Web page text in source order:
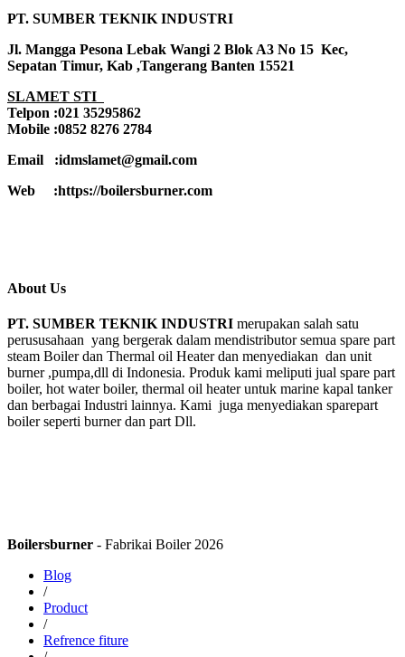
PT. SUMBER TEKNIK INDUSTRI
Jl. Mangga Pesona Lebak Wangi 2 Blok A3 No 15 Kec,
Sepatan Timur, Kab ,Tangerang Banten 15521
SLAMET STI
Telpon :021 35295862
Mobile :0852 8276 2784
Email :idmslamet@gmail.com
Web :https://boilersburner.com
About Us
PT. SUMBER TEKNIK INDUSTRI merupakan salah satu
perususahaan yang bergerak dalam mendistributor semua spare part
steam Boiler dan Thermal oil Heater dan menyediakan dan unit
burner ,pumpa,dll di Indonesia. Produk kami meliputi jual spare part
boiler, hot water boiler, thermal oil heater untuk marine kapal tanker
dan berbagai Industri lainnya. Kami juga menyediakan sparepart
boiler seperti burner dan part Dll.
Boilersburner - Fabrikai Boiler 2026
Blog
/
Product
/
Refrence fiture